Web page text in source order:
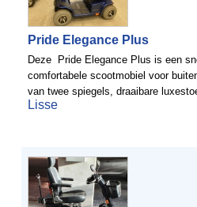
Pride Elegance Plus
Deze Pride Elegance Plus is een
comfortabele scootmobiel voor
van twee spiegels, draaibare
en anti-slip mat.
Lisse